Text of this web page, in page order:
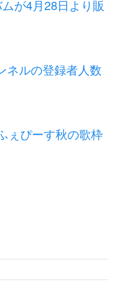
が4月28日より販
ネルの登録者人数
ぇぴーす秋の歌枠